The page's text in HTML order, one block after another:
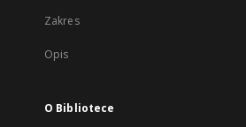
Zakres
Opis
O Bibliotece